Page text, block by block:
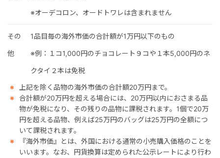
※オーデコロン、オードトワレは含まれません
その
他
1品目毎の海外市価の合計額が1万円以下のもの
※例：１コ1,000円のチョコレート９コや１本5,000円のネ
クタイ２本は免税
上記を除く品物の海外市価の合計額20万円まで。
合計額が20万円を超える場合には、20万円以内におさまる品
物が免税になり、その残りの品物に課税されます。1個で20万
円を超える品物、例えば25万円のバッグは25万円の全額につ
いて課税されます。
『海外市価』とは、外国における通常の小売購入価格のことを
いいます。なお、円貨換算は定められた公示レートにより行わ